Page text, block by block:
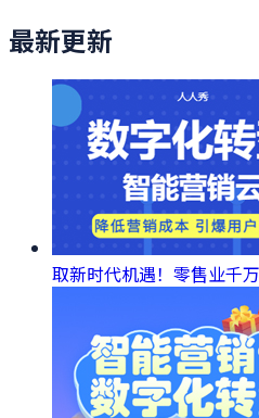
最新更新
取新时代机遇！零售业千